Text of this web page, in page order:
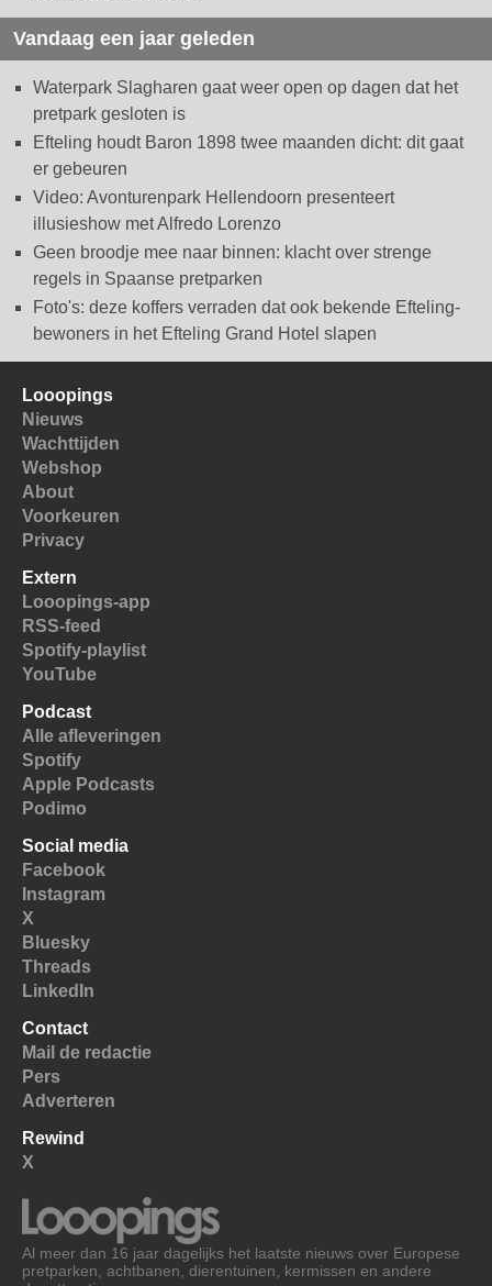
Vandaag een jaar geleden
Waterpark Slagharen gaat weer open op dagen dat het
pretpark gesloten is
Efteling houdt Baron 1898 twee maanden dicht: dit gaat
er gebeuren
Video: Avonturenpark Hellendoorn presenteert
illusieshow met Alfredo Lorenzo
Geen broodje mee naar binnen: klacht over strenge
regels in Spaanse pretparken
Foto's: deze koffers verraden dat ook bekende Efteling-
bewoners in het Efteling Grand Hotel slapen
Looopings
Nieuws
Wachttijden
Webshop
About
Voorkeuren
Privacy
Extern
Looopings-app
RSS-feed
Spotify-playlist
YouTube
Podcast
Alle afleveringen
Spotify
Apple Podcasts
Podimo
Social media
Facebook
Instagram
X
Bluesky
Threads
LinkedIn
Contact
Mail de redactie
Pers
Adverteren
Rewind
X
Al meer dan 16 jaar dagelijks het laatste nieuws over Europese
pretparken, achtbanen, dierentuinen, kermissen en andere